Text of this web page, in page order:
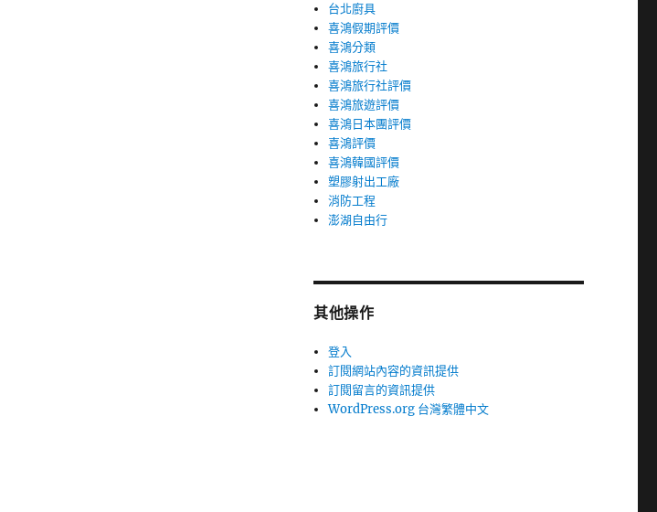
台北廚具
喜鴻假期評價
喜鴻分類
喜鴻旅行社
喜鴻旅行社評價
喜鴻旅遊評價
喜鴻日本團評價
喜鴻評價
喜鴻韓國評價
塑膠射出工廠
消防工程
澎湖自由行
其他操作
登入
訂閱網站內容的資訊提供
訂閱留言的資訊提供
WordPress.org 台灣繁體中文